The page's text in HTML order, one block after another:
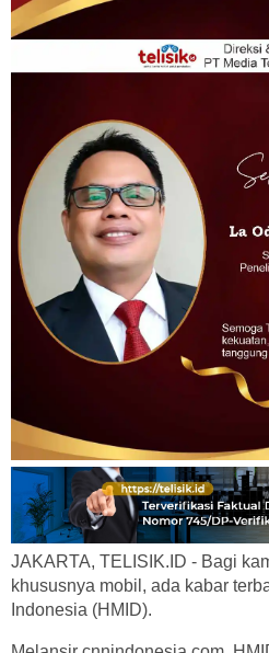
JAKARTA, TELISIK.ID - Bagi
khususnya mobil, ada kabar
Indonesia (HMID).